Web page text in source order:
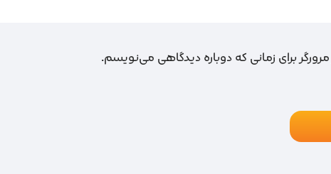
برای زمانی که دوباره دیدگاهی می‌نویسم.